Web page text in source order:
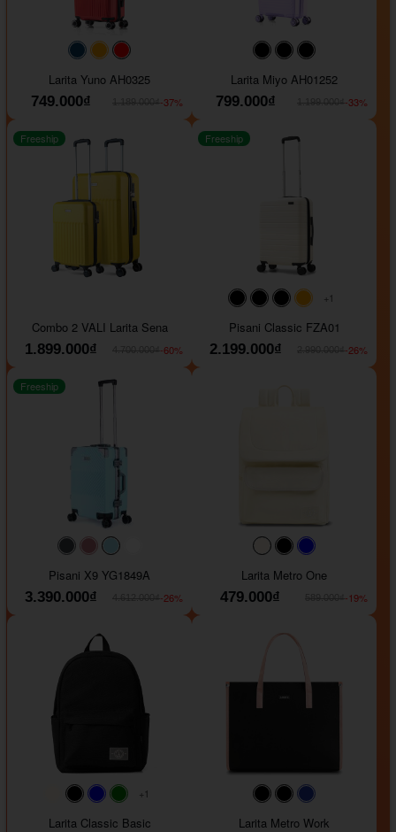
#093f69#ffa500
Larita Yuno AH0325
749.000₫
-37%
#000000#000000
Larita Miyo AH01252
799.000₫
-33%
Freeship
Combo 2 VALI Larita Sena
1.899.000₫
-60%
#000000#000000
#000000
#ffa500
+1
Freeship
Pisani Classic FZA01
2.199.000₫
-26%
#40454a#b76e79
#9ad8e7
Freeship
Pisani X9 YG1849A
3.390.000₫
-26%
#faf0e6#000000
Larita Metro One
479.000₫
-19%
#faf0e6
#000000#0000FF#008000
+1
Larita Classic Basic
#000000#000000
Larita Metro Work